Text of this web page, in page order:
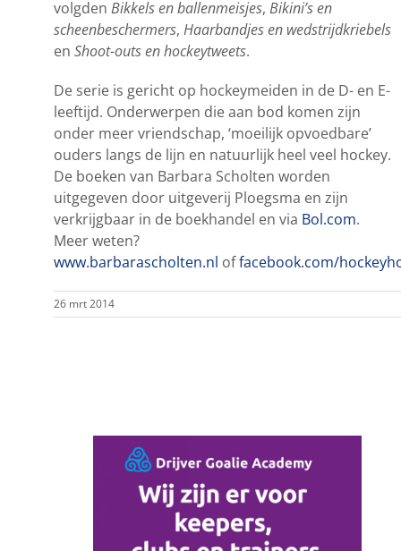
volgden Bikkels en ballenmeisjes, Bikini’s en
scheenbeschermers, Haarbandjes en wedstrijdkriebels
en Shoot-outs en hockeytweets.
De serie is gericht op hockeymeiden in de D- en E-
leeftijd. Onderwerpen die aan bod komen zijn
onder meer vriendschap, ‘moeilijk opvoedbare’
ouders langs de lijn en natuurlijk heel veel hockey.
De boeken van Barbara Scholten worden
uitgegeven door uitgeverij Ploegsma en zijn
verkrijgbaar in de boekhandel en via Bol.com.
Meer weten?
www.barbarascholten.nl offacebook.com/
26 mrt 2014